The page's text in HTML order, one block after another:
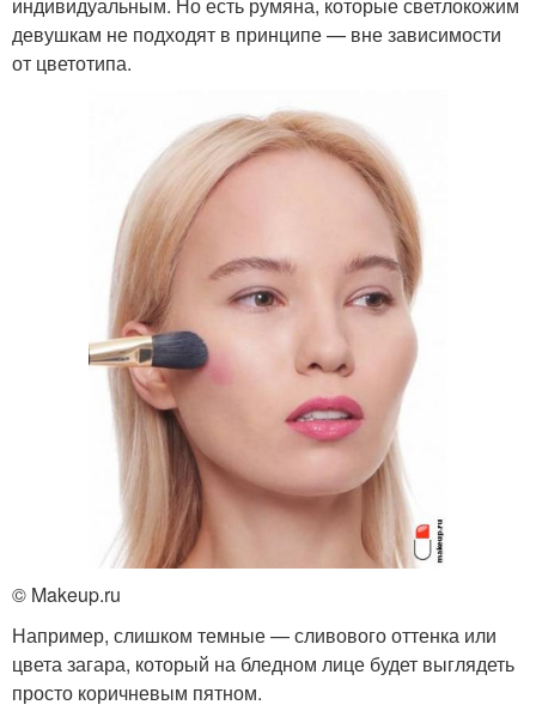
девушкам не подходят в принципе — вне зависимости
от цветотипа.
© Makeup.ru
Например, слишком темные — сливового оттенка или
цвета загара, который на бледном лице будет выглядеть
просто коричневым пятном.